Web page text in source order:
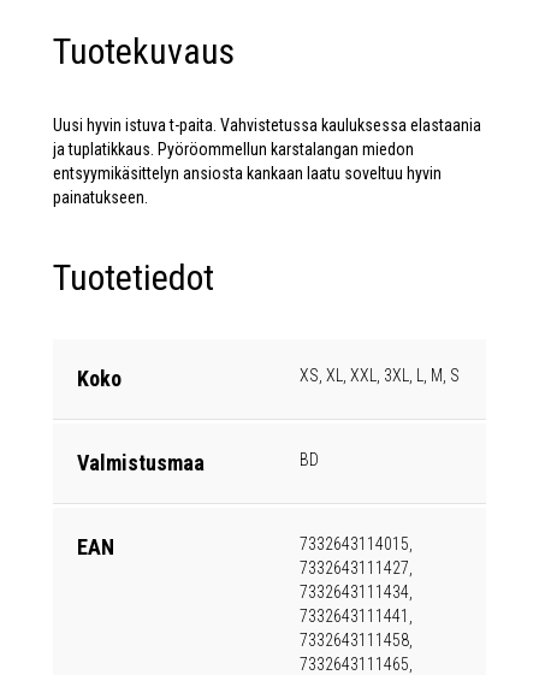
Tuotekuvaus
Uusi hyvin istuva t-paita. Vahvistetussa kauluksessa elastaania
ja tuplatikkaus. Pyöröommellun karstalangan miedon
entsyymikäsittelyn ansiosta kankaan laatu soveltuu hyvin
painatukseen.
Tuotetiedot
Koko XS, XL, XXL, 3XL, L, M, S
Valmistusmaa BD
EAN
7332643114015,
7332643111427,
7332643111434,
7332643111441,
7332643111458,
7332643111465,